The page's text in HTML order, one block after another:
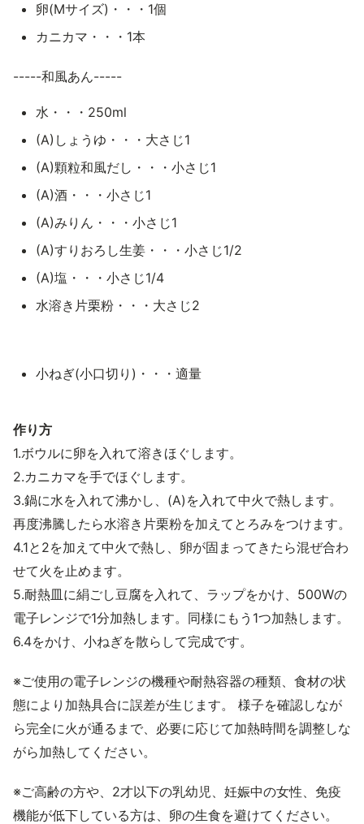
卵(Mサイズ)・・・1個
カニカマ・・・1本
-----和風あん-----
水・・・250ml
(A)しょうゆ・・・大さじ1
(A)顆粒和風だし・・・小さじ1
(A)酒・・・小さじ1
(A)みりん・・・小さじ1
(A)すりおろし生姜・・・小さじ1/2
(A)塩・・・小さじ1/4
水溶き片栗粉・・・大さじ2
小ねぎ(小口切り)・・・適量
作り方
1.ボウルに卵を入れて溶きほぐします。
2.カニカマを手でほぐします。
3.鍋に水を入れて沸かし、(A)を入れて中火で熱します。
再度沸騰したら水溶き片栗粉を加えてとろみをつけます。
4.1と2を加えて中火で熱し、卵が固まってきたら混ぜ合わ
せて火を止めます。
5.耐熱皿に絹ごし豆腐を入れて、ラップをかけ、500Wの
電子レンジで1分加熱します。同様にもう1つ加熱します。
6.4をかけ、小ねぎを散らして完成です。
※ご使用の電子レンジの機種や耐熱容器の種類、食材の状
態により加熱具合に誤差が生じます。 様子を確認しなが
ら完全に火が通るまで、必要に応じて加熱時間を調整しな
がら加熱してください。
※ご高齢の方や、2才以下の乳幼児、妊娠中の女性、免疫
機能が低下している方は、卵の生食を避けてください。